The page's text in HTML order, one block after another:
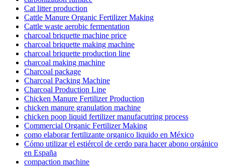
Cat litter production
Cattle Manure Organic Fertilizer Making
Cattle waste aerobic fermentation
charcoal briquette machine price
charcoal briquette making machine
charcoal briquette production line
charcoal making machine
Charcoal package
Charcoal Packing Machine
Charcoal Production Line
Chicken Manure Fertilizer Production
chicken manure granulation machine
chicken poop liquid fertilizer manufacutring process
Commercial Organic Fertilizer Making
como elaborar fertilizante organico liquido en México
Cómo utilizar el estiércol de cerdo para hacer abono orgánico
en España
compaction machine